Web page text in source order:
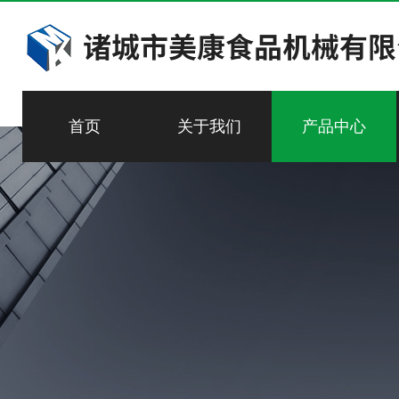
首页 关于我们 产品中心